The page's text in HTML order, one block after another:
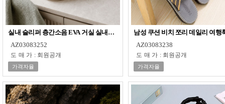
실내 슬리퍼 층간소음 EVA 거실 실내화 남녀공용
AZ03083252
도매가 : 회원공개
가격자율
남성 쿠션 비치 쪼리 데일리 여행
AZ03083238
도매가 : 회원공개
가격자율